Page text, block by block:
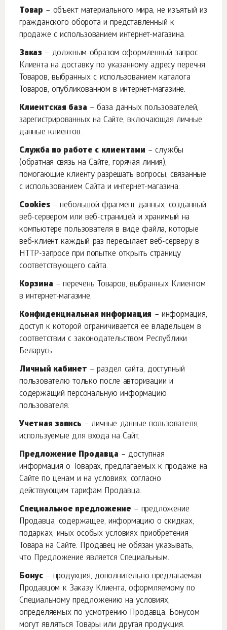
Товар – объект материального мира, не изъятый из
гражданского оборота и представленный к
продаже с использованием интернет-магазина.
Заказ – должным образом оформленный запрос
Клиента на доставку по указанному адресу перечня
Товаров, выбранных с использованием каталога
Товаров, опубликованном в интернет-магазине.
Клиентская база – база данных пользователей,
зарегистрированных на Сайте, включающая личные
данные клиентов.
Служба по работе с клиентами – службы
(обратная связь на Сайте, горячая линия),
помогающие клиенту разрешать вопросы, связанные
с использованием Сайта и интернет-магазина.
Cookies– небольшой фрагмент данных, созданный
веб-сервером или веб-страницей и хранимый на
компьютере пользователя в виде файла, которые
веб-клиент каждый раз пересылает веб-серверу в
HTTP-запросе при попытке открыть страницу
соответствующего сайта.
Корзина – перечень Товаров, выбранных Клиентом
в интернет-магазине.
Конфиденциальная информация – информация,
доступ к которой ограничивается ее владельцем в
соответствии с законодательством Республики
Беларусь.
Личный кабинет – раздел сайта, доступный
пользователю только после авторизации и
содержащий персональную информацию
пользователя.
Учетная запись – личные данные пользователя,
используемые для входа на Сайт.
Предложение Продавца – доступная
информация о Товарах, предлагаемых к продаже на
Сайте по ценам и на условиях, согласно
действующим тарифам Продавца.
Специальное предложение – предложение
Продавца, содержащее, информацию о скидках,
подарках, иных особых условиях приобретения
Товара на Сайте. Продавец не обязан указывать,
что Предложение является Специальным.
Бонус – продукция, дополнительно предлагаемая
Продавцом к Заказу Клиента, оформляемому по
Специальному предложению на условиях,
определяемых по усмотрению Продавца. Бонусом
могут являться Товары или другая продукция.